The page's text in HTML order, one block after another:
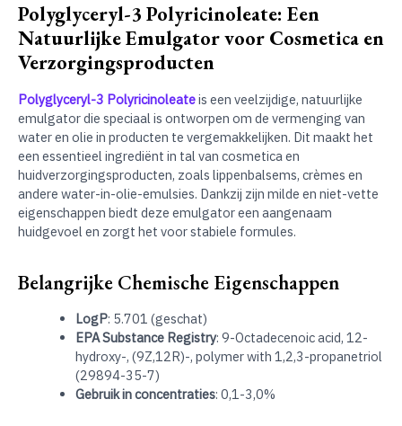
Polyglyceryl-3 Polyricinoleate: Een
Natuurlijke Emulgator voor Cosmetica en
Verzorgingsproducten
Polyglyceryl-3 Polyricinoleateis een veelzijdige, natuurlijke
emulgator die speciaal is ontworpen om de vermenging van
water en olie in producten te vergemakkelijken. Dit maakt het
een essentieel ingrediënt in tal van cosmetica en
huidverzorgingsproducten, zoals lippenbalsems, crèmes en
andere water-in-olie-emulsies. Dankzij zijn milde en niet-vette
eigenschappen biedt deze emulgator een aangenaam
huidgevoel en zorgt het voor stabiele formules.
Belangrijke Chemische Eigenschappen
LogP: 5.701 (geschat)
EPA Substance Registry: 9-Octadecenoic acid, 12-
hydroxy-, (9Z,12R)-, polymer with 1,2,3-propanetriol
(29894-35-7)
Gebruik in concentraties: 0,1-3,0%